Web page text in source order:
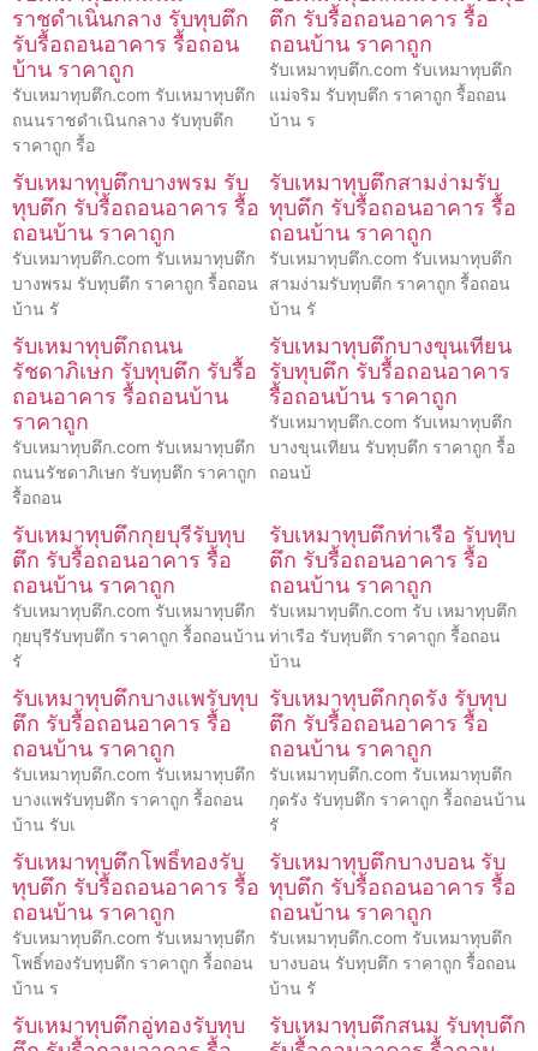
ราชดำเนินกลาง รับทุบตึก
รับรื้อถอนอาคาร รื้อถอน
บ้าน ราคาถูก
รับเหมาทุบตึก.com รับเหมาทุบตึก
ถนนราชดำเนินกลาง รับทุบตึก
ราคาถูก รื้อ
ตึก รับรื้อถอนอาคาร รื้อ
ถอนบ้าน ราคาถูก
รับเหมาทุบตึก.com รับเหมาทุบตึก
แม่จริม รับทุบตึก ราคาถูก รื้อถอน
บ้าน ร
รับเหมาทุบตึกบางพรม รับ
ทุบตึก รับรื้อถอนอาคาร รื้อ
ถอนบ้าน ราคาถูก
รับเหมาทุบตึก.com รับเหมาทุบตึก
บางพรม รับทุบตึก ราคาถูก รื้อถอน
บ้าน รั
รับเหมาทุบตึกสามง่ามรับ
ทุบตึก รับรื้อถอนอาคาร รื้อ
ถอนบ้าน ราคาถูก
รับเหมาทุบตึก.com รับเหมาทุบตึก
สามง่ามรับทุบตึก ราคาถูก รื้อถอน
บ้าน รั
รับเหมาทุบตึกถนน
รัชดาภิเษก รับทุบตึก รับรื้อ
ถอนอาคาร รื้อถอนบ้าน
ราคาถูก
รับเหมาทุบตึก.com รับเหมาทุบตึก
ถนนรัชดาภิเษก รับทุบตึก ราคาถูก
รื้อถอน
รับเหมาทุบตึกบางขุนเทียน
รับทุบตึก รับรื้อถอนอาคาร
รื้อถอนบ้าน ราคาถูก
รับเหมาทุบตึก.com รับเหมาทุบตึก
บางขุนเทียน รับทุบตึก ราคาถูก รื้อ
ถอนบ้
รับเหมาทุบตึกกุยบุรีรับทุบ
ตึก รับรื้อถอนอาคาร รื้อ
ถอนบ้าน ราคาถูก
รับเหมาทุบตึก.com รับเหมาทุบตึก
กุยบุรีรับทุบตึก ราคาถูก รื้อถอนบ้าน
รั
รับเหมาทุบตึกท่าเรือ รับทุบ
ตึก รับรื้อถอนอาคาร รื้อ
ถอนบ้าน ราคาถูก
รับเหมาทุบตึก.com รับ เหมาทุบตึก
ท่าเรือ รับทุบตึก ราคาถูก รื้อถอน
บ้าน
รับเหมาทุบตึกบางแพรับทุบ
ตึก รับรื้อถอนอาคาร รื้อ
ถอนบ้าน ราคาถูก
รับเหมาทุบตึก.com รับเหมาทุบตึก
บางแพรับทุบตึก ราคาถูก รื้อถอน
บ้าน รับเ
รับเหมาทุบตึกกุดรัง รับทุบ
ตึก รับรื้อถอนอาคาร รื้อ
ถอนบ้าน ราคาถูก
รับเหมาทุบตึก.com รับเหมาทุบตึก
กุดรัง รับทุบตึก ราคาถูก รื้อถอนบ้าน
รั
รับเหมาทุบตึกโพธิ์ทองรับ
ทุบตึก รับรื้อถอนอาคาร รื้อ
ถอนบ้าน ราคาถูก
รับเหมาทุบตึก.com รับเหมาทุบตึก
โพธิ์ทองรับทุบตึก ราคาถูก รื้อถอน
บ้าน ร
รับเหมาทุบตึกบางบอน รับ
ทุบตึก รับรื้อถอนอาคาร รื้อ
ถอนบ้าน ราคาถูก
รับเหมาทุบตึก.com รับเหมาทุบตึก
บางบอน รับทุบตึก ราคาถูก รื้อถอน
บ้าน รั
รับเหมาทุบตึกอู่ทองรับทุบ
รับเหมาทุบตึกสนม รับทุบตึก